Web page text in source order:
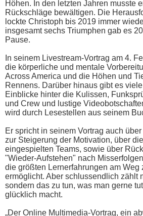
Höhen. In den letzten Jahren musste
Rückschläge bewältigen. Die
lockte Christoph bis 2019 immer
insgesamt sechs Triumphen gab es
Pause.
In seinem Livestream-Vortrag am 4.
die körperliche und mentale
Across America und die Höhen und
Rennens. Darüber hinaus gibt es
Einblicke hinter die Kulissen,
und Crew und lustige
wird durch Lesestellen aus seinem
Er spricht in seinem Vortrag auch
zur Steigerung der Motivation, über
eingespielten Teams, sowie über
"Wieder-Aufstehen" nach
die größten Lernerfahrungen am Weg
ermöglicht. Aber schlussendlich zählt
sondern das zu tun, was man gerne
glücklich macht.
„Der Online Multimedia-Vortrag, ein